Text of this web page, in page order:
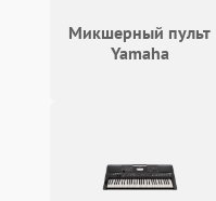
Микшерный пульт
Yamaha